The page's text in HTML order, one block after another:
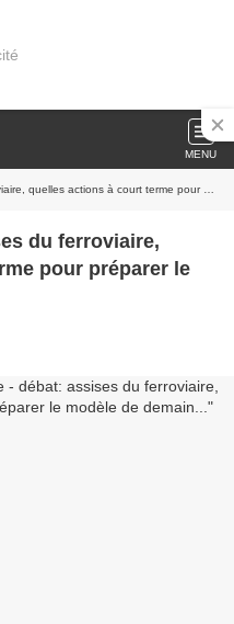
MENU
à court terme pour préparer le modèle de demain...
du ferroviaire,
pour préparer le